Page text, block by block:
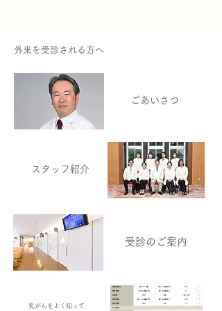
外来を受診される方へ
ごあいさつ
スタッフ紹介
​受診のご案内
乳がんをよく知って